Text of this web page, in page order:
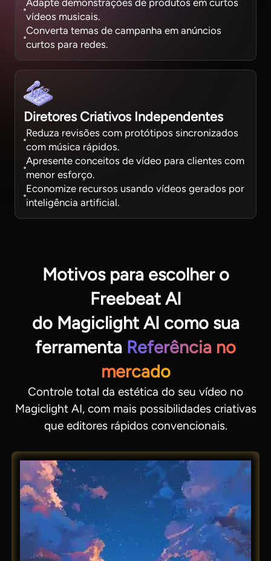
vídeos musicais.
Converta temas de campanha em anúncios
curtos para redes.
Diretores Criativos Independentes
Reduza revisões com protótipos sincronizados
com música rápidos.
Apresente conceitos de vídeo para clientes com
menor esforço.
Economize recursos usando vídeos gerados por
inteligência artificial.
Motivos para escolher o
Freebeat AI
do Magiclight AI como sua
ferramenta Referência no
mercado
Controle total da estética do seu vídeo no
Magiclight AI, com mais possibilidades criativas
que editores rápidos convencionais.